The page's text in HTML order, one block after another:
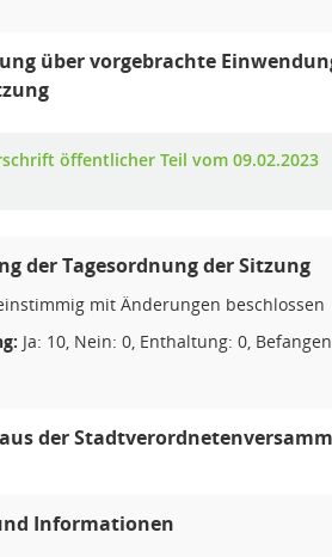
über vorgebrachte
öffentlicher Teil vom 09.02.2023
der Tagesordnung der Sitzung
mit Änderungen beschlossen
Ja: 10, Nein: 0, Enthaltung: 0,
der
Informationen